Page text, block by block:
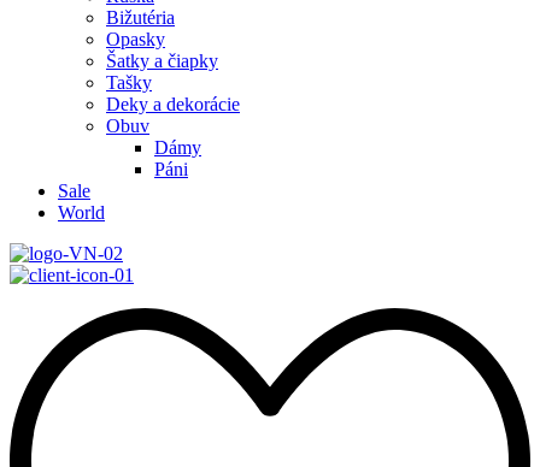
Bižutéria
Opasky
Šatky a čiapky
Tašky
Deky a dekorácie
Obuv
Dámy
Páni
Sale
World